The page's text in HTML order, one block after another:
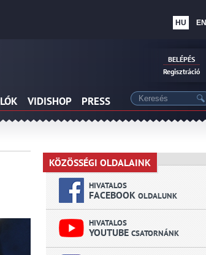
HU EN
VIDISHOP PRESS
BELÉPÉS
Regisztráció
KÖZÖSSÉGI OLDALAINK
KÖZÖSSÉGI OLDALAINK
HIVATALOS
FACEBOOK OLDALUNK
HIVATALOS
YOUTUBE CSATORNÁNK